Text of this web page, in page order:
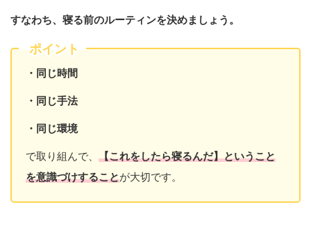
すなわち、寝る前のルーティンを決めましょう。
ポイント
・同じ時間
・同じ手法
・同じ環境
で取り組んで、 【これをしたら寝るんだ】ということ
を意識づけすることが大切です。